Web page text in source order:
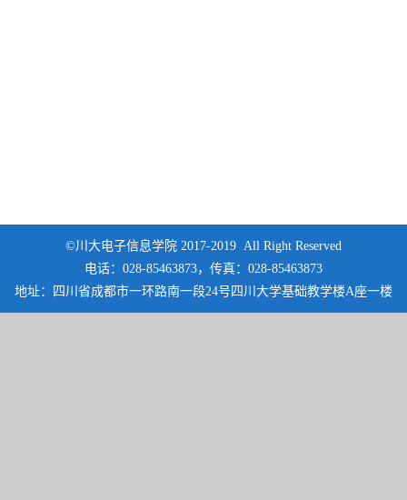
©川大电子信息学院 2017-2019 All Right Reserved
电话：028-85463873，传真：028-85463873
地址：四川省成都市一环路南一段24号四川大学基础教学楼A座一楼